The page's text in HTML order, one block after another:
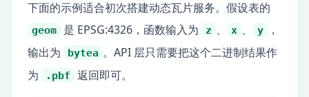
下面的示例适合初次搭建动态瓦片服务。假设表的
geom 是 EPSG:4326，函数输入为 z 、 x 、 y
，
输出为
bytea 。API 层只需要把这个二进制结果作
为
.pbf 返回即可。